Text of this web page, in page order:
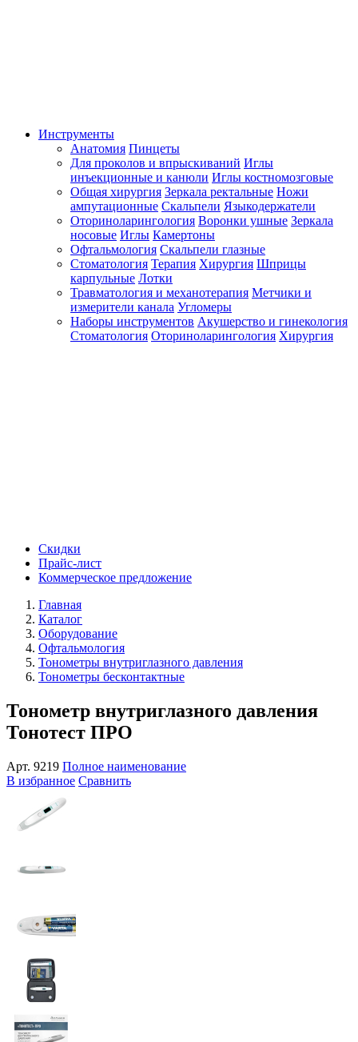
Инструменты
Анатомия Пинцеты
Для проколов и впрыскиваний Иглы
инъекционные и канюли Иглы костномозговые
Общая хирургия Зеркала ректальные Ножи
ампутационные Скальпели Языкодержатели
Оториноларингология Воронки ушные Зеркала
носовые Иглы Камертоны
Офтальмология Скальпели глазные
Стоматология Терапия Хирургия Шприцы
карпульные Лотки
Травматология и механотерапия Метчики и
измерители канала Угломеры
Наборы инструментов Акушерство и гинекология
Стоматология Оториноларингология Хирургия
Скидки
Прайс-лист
Коммерческое предложение
Главная
Каталог
Оборудование
Офтальмология
Тонометры внутриглазного давления
Тонометры бесконтактные
Тонометр внутриглазного давления
Тонотест ПРО
Арт. 9219 Полное наименование
В избранное Сравнить